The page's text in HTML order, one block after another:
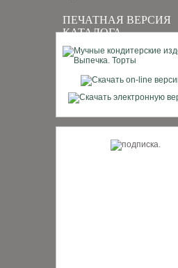
ПЕЧАТНАЯ ВЕРСИЯ
КАТАЛОГА